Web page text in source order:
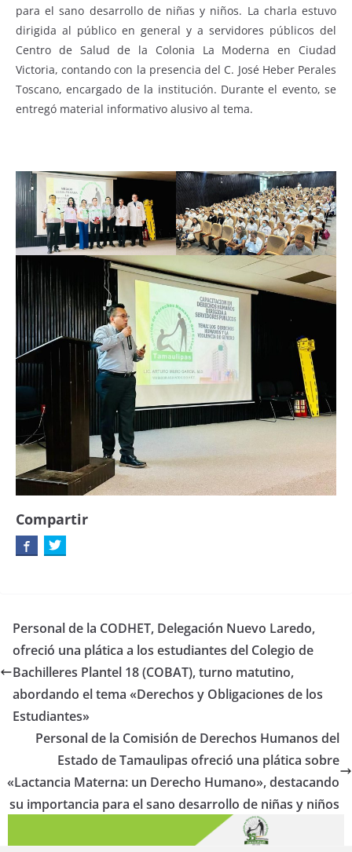
para el sano desarrollo de niñas y niños. La charla estuvo
dirigida al público en general y a servidores públicos del
Centro de Salud de la Colonia La Moderna en Ciudad
Victoria, contando con la presencia del C. José Heber Perales
Toscano, encargado de la institución. Durante el evento, se
entregó material informativo alusivo al tema.
Compartir
Personal de la CODHET, Delegación Nuevo Laredo,
ofreció una plática a los estudiantes del Colegio de
Bachilleres Plantel 18 (COBAT), turno matutino,
abordando el tema «Derechos y Obligaciones de los
Estudiantes»
Personal de la Comisión de Derechos Humanos del
Estado de Tamaulipas ofreció una plática sobre
«Lactancia Materna: un Derecho Humano», destacando
su importancia para el sano desarrollo de niñas y niños